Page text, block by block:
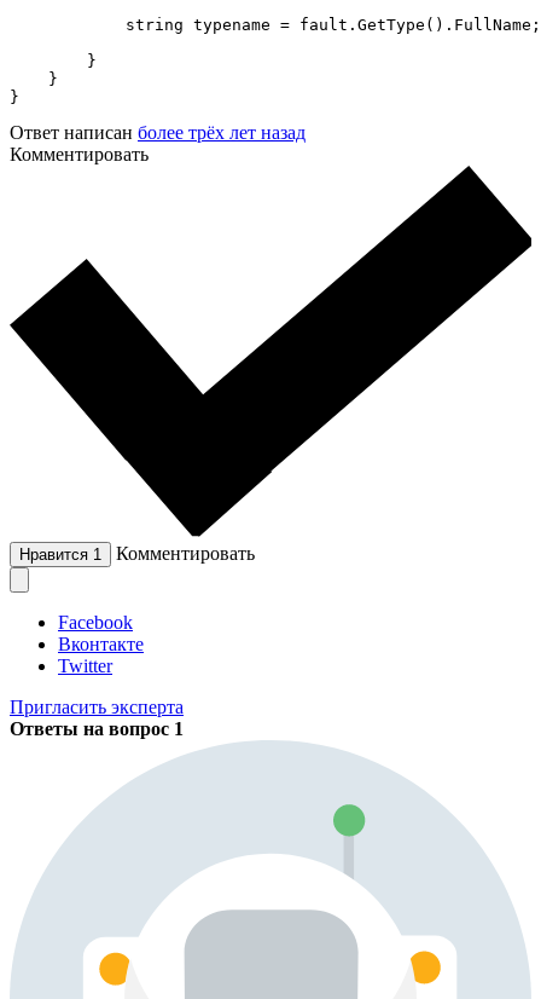
string typename =
        }
    }
}
Ответ написан более трёх лет назад
Комментировать
Нравится 1 Комментировать
Facebook
Вконтакте
Twitter
Пригласить эксперта
Ответы на вопрос 1